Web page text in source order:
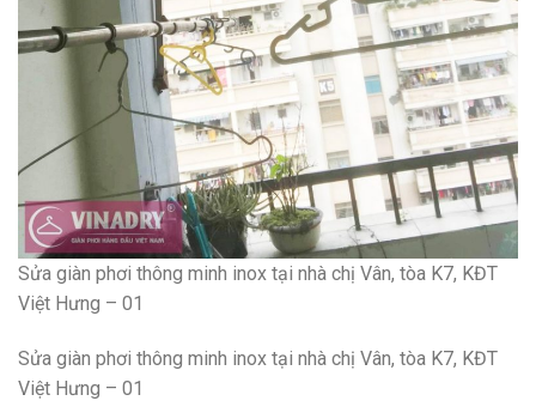
Sửa giàn phơi thông minh inox tại nhà chị Vân, tòa K7, KĐT
Việt Hưng – 01
Sửa giàn phơi thông minh inox tại nhà chị Vân, tòa K7, KĐT
Việt Hưng – 01